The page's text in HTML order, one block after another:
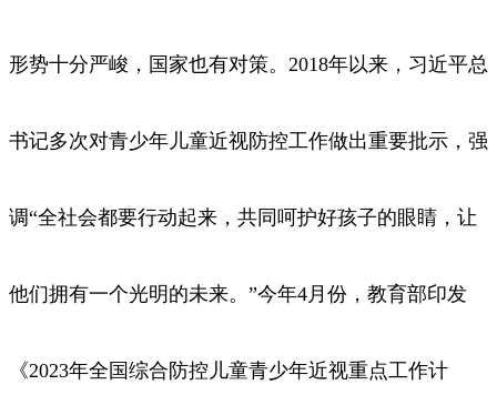
形势十分严峻，国家也有对策。2018年以来，习近平总
书记多次对青少年儿童近视防控工作做出重要批示，强
调“全社会都要行动起来，共同呵护好孩子的眼睛，让
他们拥有一个光明的未来。”今年4月份，教育部印发
《2023年全国综合防控儿童青少年近视重点工作计